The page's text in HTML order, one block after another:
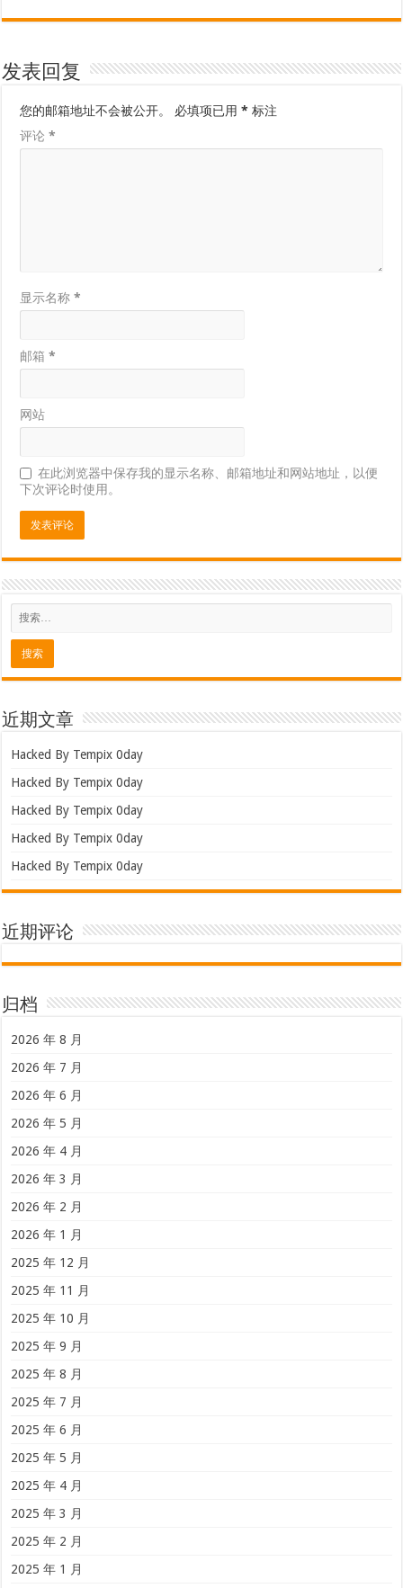
发表回复
您的邮箱地址不会被公开。 必填项已用* 标注
评论*
显示名称*
邮箱*
网站
在此浏览器中保存我的显示名称、邮箱地址和网站地址，以便
下次评论时使用。
近期文章
Hacked By Tempix 0day
Hacked By Tempix 0day
Hacked By Tempix 0day
Hacked By Tempix 0day
Hacked By Tempix 0day
近期评论
归档
2026 年 8 月
2026 年 7 月
2026 年 6 月
2026 年 5 月
2026 年 4 月
2026 年 3 月
2026 年 2 月
2026 年 1 月
2025 年 12 月
2025 年 11 月
2025 年 10 月
2025 年 9 月
2025 年 8 月
2025 年 7 月
2025 年 6 月
2025 年 5 月
2025 年 4 月
2025 年 3 月
2025 年 2 月
2025 年 1 月